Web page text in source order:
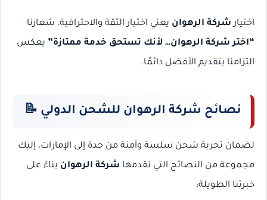
اختيار شركة الرهوان يعني اختيار الثقة والاحترافية. شعارنا
“اختر شركة الرهوان… لأنك تستحق خدمة ممتازة” يعكس
التزامنا بتقديم الأفضل دائمًا.
نصائح شركة الرهوان للشحن الدولي 📝
لضمان تجربة شحن سلسة وآمنة من جدة إلى الإمارات، إليك
مجموعة من النصائح التي تقدمها شركة الرهوان بناءً على
خبرتنا الطويلة: